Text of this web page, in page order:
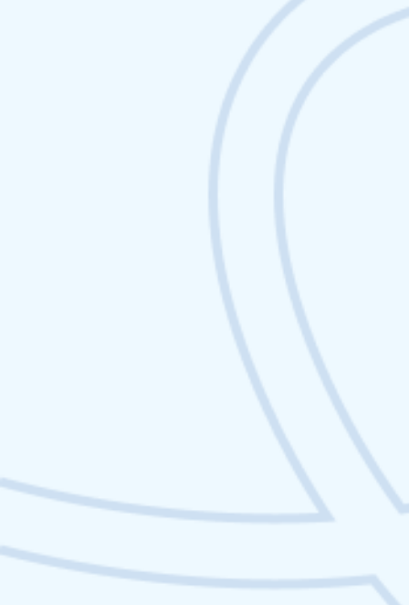
Netlinking Web3 : les
meilleures stratégies de
backlinks dans la crypto
Netlinking Web3 : les meilleures stratégies de